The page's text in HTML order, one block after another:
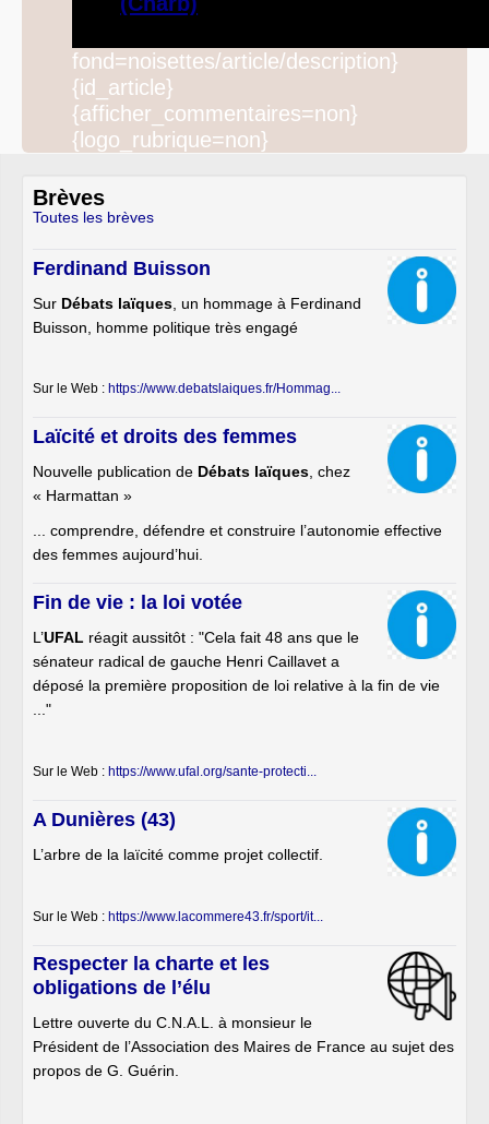
fond=noisettes/article/description}
{id_article}
{afficher_commentaires=non}
{logo_rubrique=non}
Brèves
Toutes les brèves
Ferdinand Buisson
Sur Débats laïques , un hommage à Ferdinand
Buisson, homme politique très engagé
Sur le Web : https://www.debatslaiques.fr/Hommag...
Laïcité et droits des femmes
Nouvelle publication de Débats laïques , chez
« Harmattan »
... comprendre, défendre et construire l’autonomie effective
des femmes aujourd’hui.
Fin de vie : la loi votée
L’UFAL réagit aussitôt : "Cela fait 48 ans que le
sénateur radical de gauche Henri Caillavet a
déposé la première proposition de loi relative à la fin de vie
..."
Sur le Web : https://www.ufal.org/sante-protecti...
A Dunières (43)
L’arbre de la laïcité comme projet collectif.
Sur le Web : https://www.lacommere43.fr/sport/it...
Respecter la charte et les
obligations de l’élu
Lettre ouverte du C.N.A.L. à monsieur le
Président de l’Association des Maires de France au sujet des
propos de G. Guérin.